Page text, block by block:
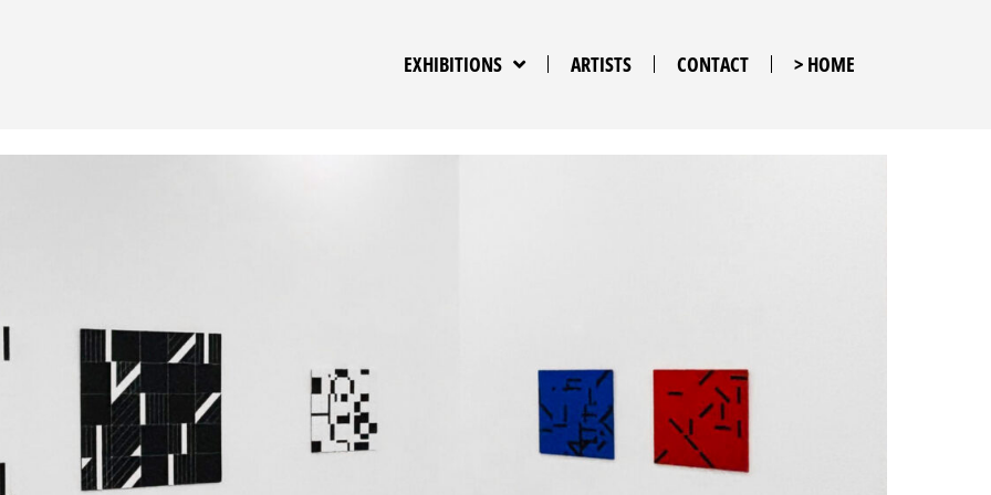
EXHIBITIONS ARTISTS CONTACT > HOME